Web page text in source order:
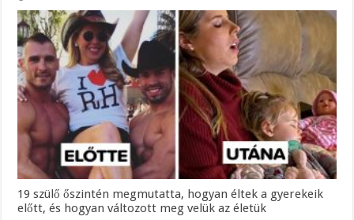
19 szülő őszintén megmutatta, hogyan éltek a gyerekeik
előtt, és hogyan változott meg velük az életük